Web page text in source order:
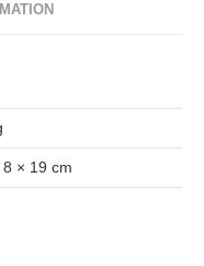
8 × 19 cm